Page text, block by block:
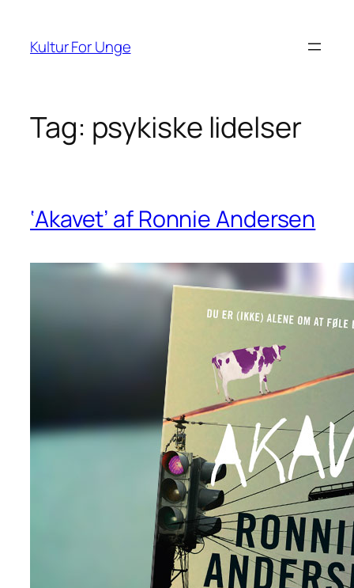
indhold
Kultur For Unge
Tag: psykiske lidelser
‘Akavet’ af Ronnie Andersen